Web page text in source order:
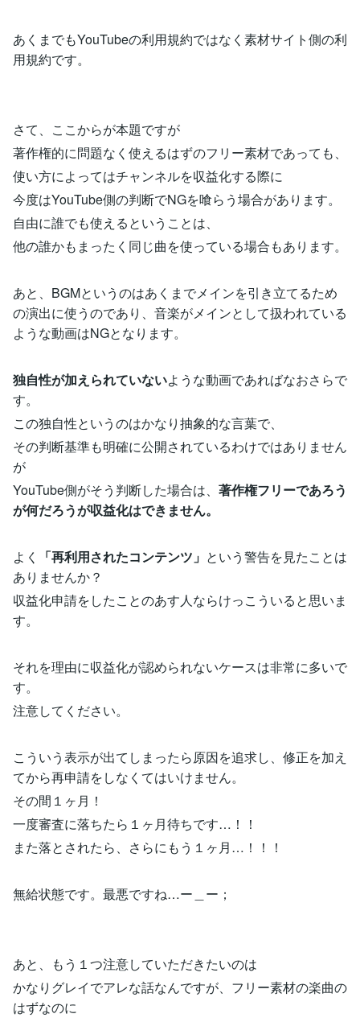
あくまでもYouTubeの利用規約ではなく素材サイト側の利
用規約です。
さて、ここからが本題ですが
著作権的に問題なく使えるはずのフリー素材であっても、
使い方によってはチャンネルを収益化する際に
今度はYouTube側の判断でNGを喰らう場合があります。
自由に誰でも使えるということは、
他の誰かもまったく同じ曲を使っている場合もあります。
あと、BGMというのはあくまでメインを引き立てるため
の演出に使うのであり、音楽がメインとして扱われている
ような動画はNGとなります。
独自性が加えられていないような動画であればなおさらで
す。
この独自性というのはかなり抽象的な言葉で、
その判断基準も明確に公開されているわけではありません
が
YouTube側がそう判断した場合は、 著作権フリーであろう
が何だろうが収益化はできません。
よく 「再利用されたコンテンツ」 という警告を見たことは
ありませんか？
収益化申請をしたことのあす人ならけっこういると思いま
す。
それを理由に収益化が認められないケースは非常に多いで
す。
注意してください。
こういう表示が出てしまったら原因を追求し、修正を加え
てから再申請をしなくてはいけません。
その間１ヶ月！
一度審査に落ちたら１ヶ月待ちです…！！
また落とされたら、さらにもう１ヶ月…！！！
無給状態です。最悪ですね…ー＿ー；
あと、もう１つ注意していただきたいのは
かなりグレイでアレな話なんですが、フリー素材の楽曲の
はずなのに